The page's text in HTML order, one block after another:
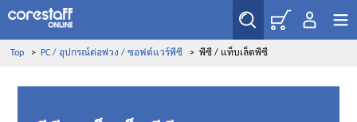
Top > PC / อุปกรณ์ต่อพ่วง / ซอฟต์แวร์พีซี> พีซี / แท็บเล็ตพีซี